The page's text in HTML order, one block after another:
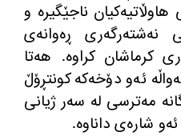
ناجێگیره‌ و
نه‌شته‌رگه‌ری ڕه‌وانه‌ی
كرماشان كراوه‌. هه‌تا
ئه‌و دۆخه‌كه‌ كونتڕۆڵ
مه‌ترسی له‌ سه‌ر ژیانی
شاره‌ی داناوه‌.